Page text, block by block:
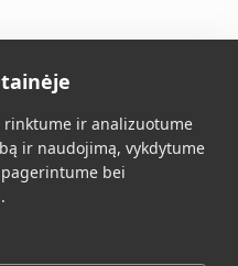
Контакты
rinktume ir analizuotume
ir naudojimą, vykdytume
bei